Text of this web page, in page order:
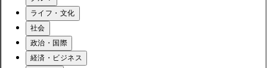
ライフ・文化
社会
政治・国際
経済・ビジネス